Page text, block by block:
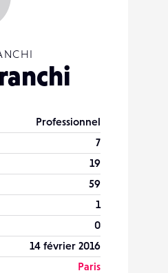
Professionnel
7
19
59
1
0
14 février 2016
Paris